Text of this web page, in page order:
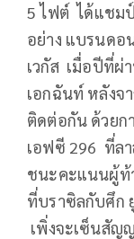
5 ไฟต์ ได้แชม
อย่าง แบรนดอ
เวกัส เมื่อปีที่ผ่
เอกฉันท์ หลังจ
ติดต่อกัน ด้วยก
เอฟซี 296 ที่ล
ชนะคะแนนผู้ท้า
ที่บราซิลกับศึก
เพิ่งจะเซ็นสัญ